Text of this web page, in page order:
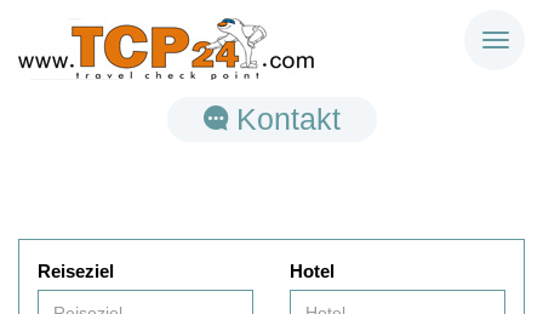
Toggle
Kontakt
Reiseziel Hotel